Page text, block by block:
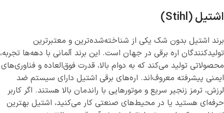
اشتیل (Stihl)
برند اشتیل بدون شک یکی از شناخته‌شده‌ترین و معتبرترین
تولیدکنندگان اره برقی در جهان است. این برند آلمانی با دهه‌ها تجربه،
محصولاتی تولید می‌کند که به دوام بالا، قدرت فوق‌العاده و فناوری‌های
ایمنی پیشرفته معروف‌اند. اره‌های برقی اشتیل دارای سیستم ضد
لرزش، ترمز زنجیر سریع و موتورهایی با راندمان بالا هستند. اگر کاربر
حرفه‌ای هستید یا در محیط‌های صنعتی کار می‌کنید، اشتیل بهترین